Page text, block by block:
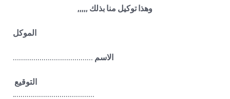
وهذا توكيل منا بذلك ,,,,,
الموكل
الاسم…………………………………
التوقيع
………………………………….